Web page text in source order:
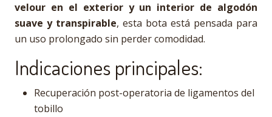
velour en el exterior y un interior de algodón
suave y transpirable, esta bota está pensada para
un uso prolongado sin perder comodidad.
Indicaciones principales:
Recuperación post-operatoria de ligamentos del
tobillo